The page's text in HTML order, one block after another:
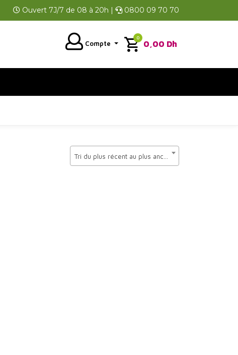
Ouvert 7J/7 de 08 à 20h | 0800 09 70 70
Compte 0,00 Dh
0
Tri du plus récent au plus ancien